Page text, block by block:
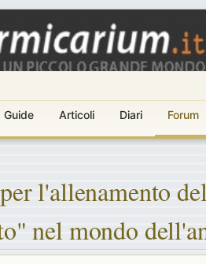
Guide Articoli Diari Forum
l'allenamento
nel mondo